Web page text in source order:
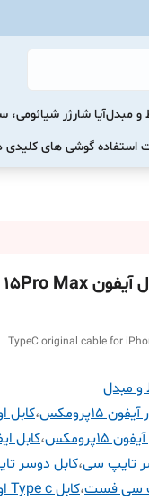
و مبدلآیا شارژر
استفاده گوشی های کلیدی
TypeC original cable for
و مبدل
۱۵پرومکس ،کابل
۱۵پرومکس
،کابل ایفون
تایپ سی،کابل دوسر تایپ
سی فست،کابل Type c اورجینال